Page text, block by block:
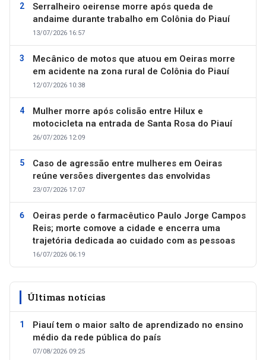
Serralheiro oeirense morre após queda de
andaime durante trabalho em Colônia do Piauí
13/07/2026 16:57
Mecânico de motos que atuou em Oeiras morre
em acidente na zona rural de Colônia do Piauí
12/07/2026 10:38
Mulher morre após colisão entre Hilux e
motocicleta na entrada de Santa Rosa do Piauí
26/07/2026 12:09
Caso de agressão entre mulheres em Oeiras
reúne versões divergentes das envolvidas
23/07/2026 17:07
Oeiras perde o farmacêutico Paulo Jorge Campos
Reis; morte comove a cidade e encerra uma
trajetória dedicada ao cuidado com as pessoas
16/07/2026 06:19
Últimas notícias
Piauí tem o maior salto de aprendizado no ensino
médio da rede pública do país
07/08/2026 09:25